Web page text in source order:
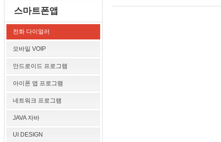
스마트폰앱
전화 다이얼러
모바일 VOIP
안드로이드 프로그램
아이폰 앱 프로그램
네트워크 프로그램
JAVA 자바
UI DESIGN